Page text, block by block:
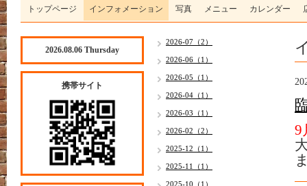
トップページ インフォメーション 写真 メニュー カレンダー
9
2026-07（2）
2026-06（1）
2026-05（1）
2026-04（1）
2026-03（1）
2026-02（2）
2025-12（1）
2025-11（1）
2025-10（1）
2026.08.06 Thursday
携帯サイト